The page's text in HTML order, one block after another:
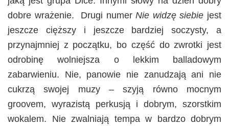
dobre wrażenie. Drugi numerNie widzę siebie jest
jeszcze cięższy i jeszcze bardziej soczysty, a
przynajmniej z początku, bo część do zwrotki jest
odrobinę wolniejsza o lekkim balladowym
zabarwieniu. Nie, panowie nie zanudzają ani nie
cukrzą swojej muzy – szyją równo mocnym
groovem, wyrazistą perkusją i dobrym, szorstkim
wokalem. Nie zwalniają tempa w bardzo dobrym